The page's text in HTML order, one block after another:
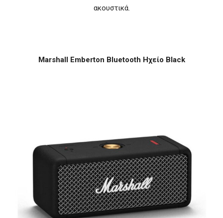
ακουστικά.
Marshall Emberton Bluetooth Ηχείο Black